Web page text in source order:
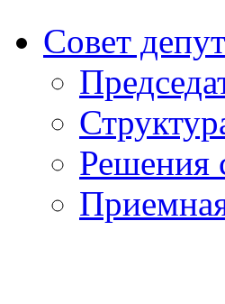
Совет
Решения